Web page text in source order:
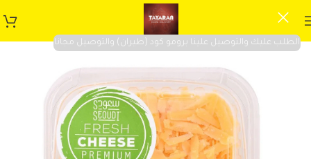
الطلب عليك والتوصيل علينا برومو كود (طيران) والتوصيل مجانا